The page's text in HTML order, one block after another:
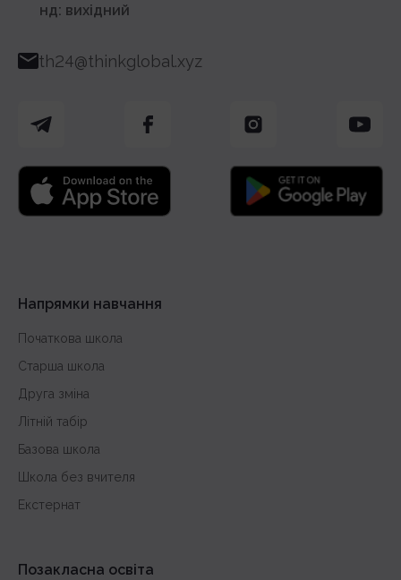
th24@thinkglobal.xyz
нд: вихідний
Напрямки навчання
Початкова школа
Старша школа
Друга зміна
Літній табір
Базова школа
Школа без вчителя
Екстернат
Позакласна освіта